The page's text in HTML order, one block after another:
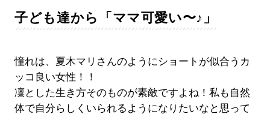
子ども達から「ママ可愛い〜♪」
憧れは、夏木マリさんのようにショートが似合うカ
ッコ良い女性！！
凜とした生き方そのものが素敵ですよね！私も自然
体で自分らしくいられるようになりたいなと思って